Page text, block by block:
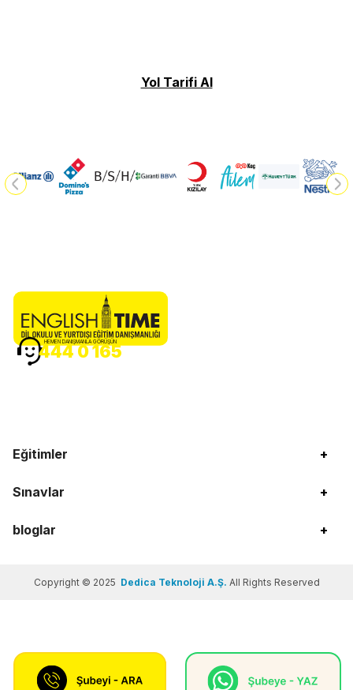
Yol Tarifi Al
Eğitimler +
Sınavlar +
bloglar +
HEMEN DANIŞMANLA GÖRÜŞÜN
444 0 165
Copyright © 2025 Dedica Teknoloji A.Ş. All Rights Reserved